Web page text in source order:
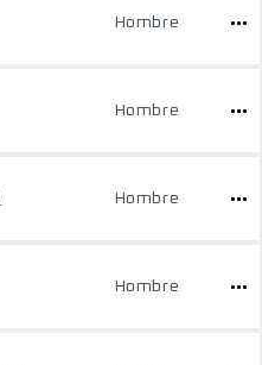
Hombre
Hombre
Hombre
Hombre